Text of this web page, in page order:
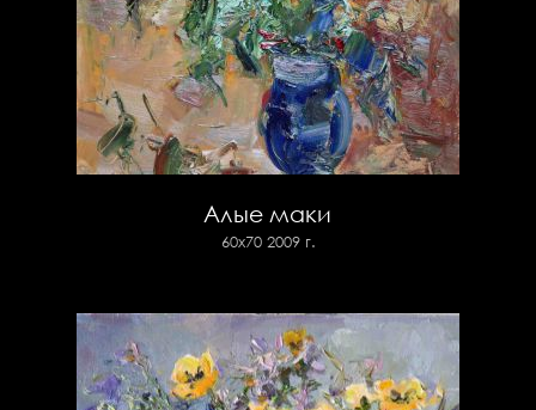
Алые маки
60х70 2009 г.